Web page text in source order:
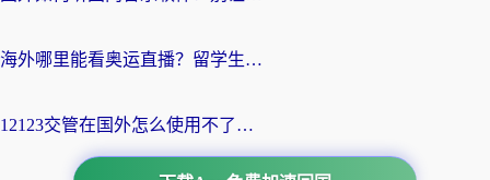
海外哪里能看奥运直播？留学生&海外华人必看的体育赛事观赛终极指南
12123交管在国外怎么使用不了？海外华人必看的无缝访问国内资源指南